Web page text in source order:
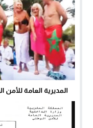
المديرية العامة